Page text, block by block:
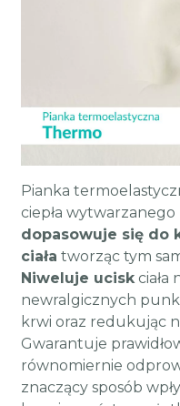
Pianka
ciepła
dopasowuje się do
ciała tworząc tym
Niweluje uciskciała
newralgicznych
krwi oraz redukując
Gwarantuje
równomiernie
znaczący sposób